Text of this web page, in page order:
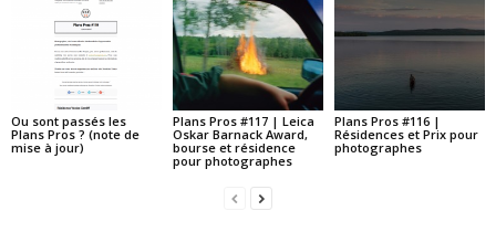
Ou sont passés les
Plans Pros ? (note de
mise à jour)
Plans Pros #117 | Leica
Oskar Barnack Award,
bourse et résidence
pour photographes
Plans Pros #116 |
Résidences et Prix pour
photographes